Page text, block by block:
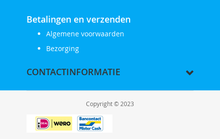
Betalingen en verzenden
Algemene voorwaarden
Bezorging
CONTACTINFORMATIE
Copyright © 2023